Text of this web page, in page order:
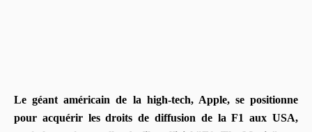
Le géant américain de la high-tech, Apple, se positionne
pour acquérir les droits de diffusion de la F1 aux USA,